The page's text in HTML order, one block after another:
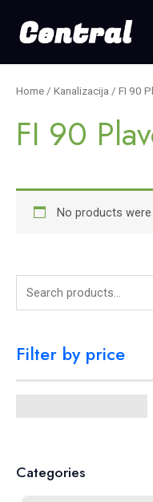
content
e
h
Filter by price
Categories
Home / Kanalizacija / FI 90
FI 90
No products